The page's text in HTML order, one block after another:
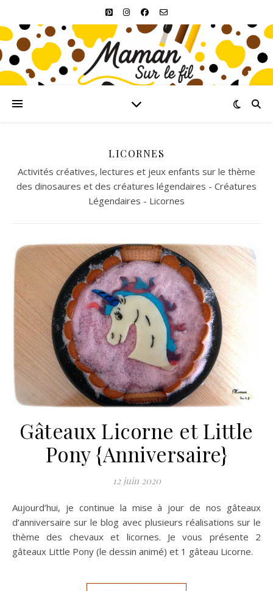
LICORNES
Activités créatives, lectures et jeux enfants sur le thème
des dinosaures et des créatures légendaires - Créatures
Légendaires - Licornes
Gâteaux Licorne et Little
Pony {Anniversaire}
12 juin 2020
Aujourd’hui, je continue la mise à jour de nos gâteaux
d’anniversaire sur le blog avec plusieurs réalisations sur le
thème des chevaux et licornes. Je vous présente 2
gâteaux Little Pony (le dessin animé) et 1 gâteau Licorne.